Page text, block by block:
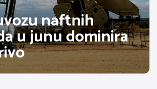
naftnih
u junu dominira